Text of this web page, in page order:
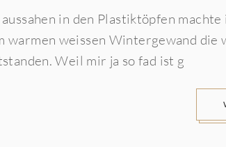
in den Plastiktöpfen machte
warmen weissen Wintergewand die
Weil mir ja so fad ist g